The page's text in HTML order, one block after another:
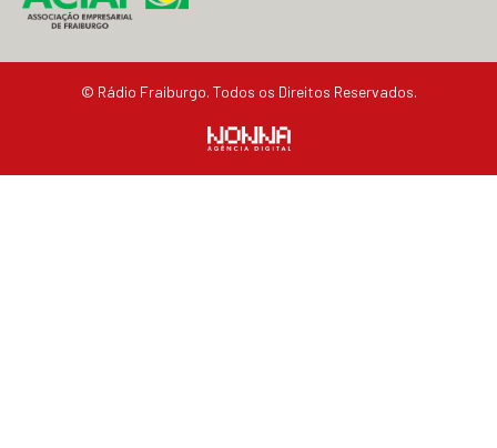
© Rádio Fraiburgo. Todos os Direitos Reservados.